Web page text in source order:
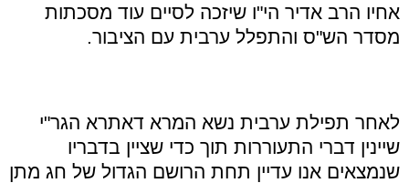
אחיו הרב אדיר הי"ו שיזכה לסיים עוד מסכתות
מסדר הש"ס והתפלל ערבית עם הציבור.
לאחר תפילת ערבית נשא המרא דאתרא הגר"י
שיינין דברי התעוררות תוך כדי שציין בדבריו
שנמצאים אנו עדיין תחת הרושם הגדול של חג מתן